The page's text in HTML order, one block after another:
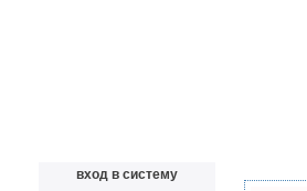
вход в систему